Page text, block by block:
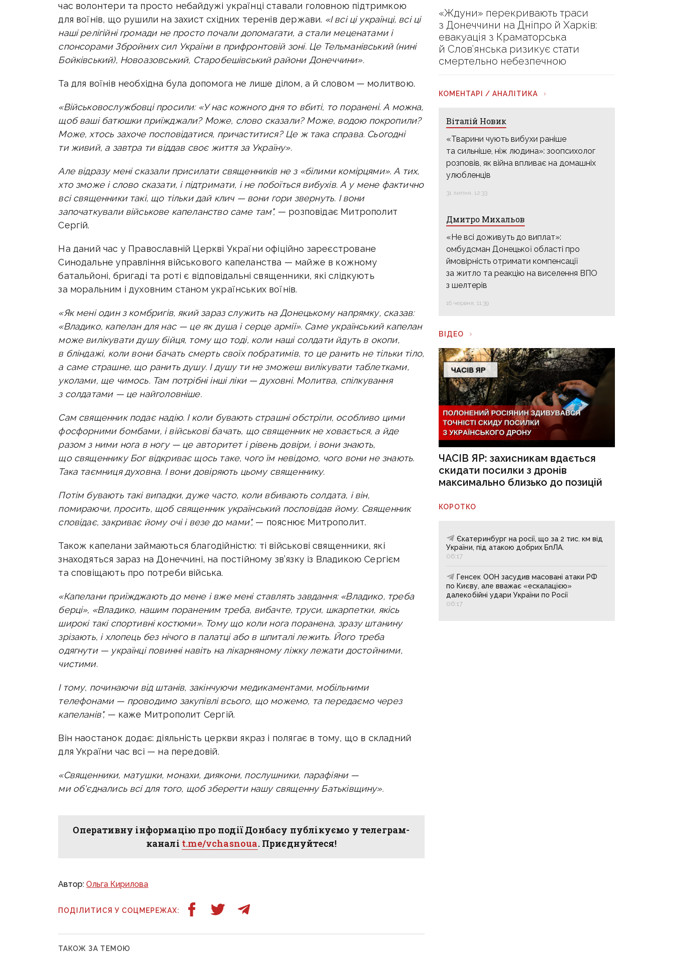
час волонтери та просто небайдужі українці ставали головною підтримкою
для воїнів, що рушили на захист східних теренів держави. «І всі ці українці, всі ці
наші релігійні громади не просто почали допомагати, а стали меценатами і
спонсорами Збройних сил України в прифронтовій зоні. Це Тельманівський (нині
Бойківський), Новоазовський, Старобешівський райони Донеччини».
Та для воїнів необхідна була допомога не лише ділом, а й словом — молитвою.
«Військовослужбовці просили: «У нас кожного дня то вбиті, то поранені. А можна,
щоб ваші батюшки приїжджали? Може, слово сказали? Може, водою покропили?
Може, хтось захоче посповідатися, причаститися? Це ж така справа. Сьогодні
ти живий, а завтра ти віддав своє життя за Україну».
Але відразу мені сказали присилати священників не з «білими комірцями». А тих,
хто зможе і слово сказати, і підтримати, і не побоїться вибухів. А у мене фактично
всі священники такі, що тільки дай клич — вони гори звернуть. І вони
започаткували військове капеланство саме там",— розповідає Митрополит
Сергій.
На даний час у Православній Церкві України офіційно зареєстроване
Синодальне управління військового капеланства — майже в кожному
батальйоні, бригаді та роті є відповідальні священники, які слідкують
за моральним і духовним станом українських воїнів.
«Як мені один з комбригів, який зараз служить на Донецькому напрямку, сказав:
«Владико, капелан для нас — це як душа і серце армії». Саме український капелан
може вилікувати душу бійця, тому що тоді, коли наші солдати йдуть в окопи,
в бліндажі, коли вони бачать смерть своїх побратимів, то це ранить не тільки тіло,
а саме страшне, що ранить душу. І душу ти не зможеш вилікувати таблетками,
уколами, ще чимось. Там потрібні інші ліки — духовні. Молитва, спілкування
з солдатами — це найголовніше.
Сам священник подає надію. І коли бувають страшні обстріли, особливо цими
фосфорними бомбами, і військові бачать, що священник не ховається, а йде
разом з ними нога в ногу — це авторитет і рівень довіри, і вони знають,
що священнику Бог відкриває щось таке, чого їм невідомо, чого вони не знають.
Така таємниця духовна. І вони довіряють цьому священнику.
Потім бувають такі випадки, дуже часто, коли вбивають солдата, і він,
помираючи, просить, щоб священник український посповідав йому. Священник
сповідає, закриває йому очі і везе до мами",— пояснює Митрополит.
Також капелани займаються благодійністю: ті військові священники, які
знаходяться зараз на Донеччині, на постійному зв’язку із Владикою Сергієм
та сповіщають про потреби війська.
«Капелани приїжджають до мене і вже мені ставлять завдання: «Владико, треба
берці», «Владико, нашим пораненим треба, вибачте, труси, шкарпетки, якісь
широкі такі спортивні костюми». Тому що коли нога поранена, зразу штанину
зрізають, і хлопець без нічого в палатці або в шпиталі лежить. Його треба
одягнути — українці повинні навіть на лікарняному ліжку лежати достойними,
чистими.
І тому, починаючи від штанів, закінчуючи медикаментами, мобільними
телефонами — проводимо закупівлі всього, що можемо, та передаємо через
капеланів",— каже Митрополит Сергій.
Він наостанок додає: діяльність церкви якраз і полягає в тому, що в складний
для України час всі — на передовій.
«Священники, матушки, монахи, диякони, послушники, парафіяни —
ми об'єднались всі для того, щоб зберегти нашу священну Батьківщину».
Оперативну інформацію про події Донбасу публікуємо у телеграм-
каналі t.me/vchasnoua. Приєднуйтеся!
Автор:Ольга Кирилова
ПОДІЛИТИСЯ У СОЦМЕРЕЖАХ:
ТАКОЖ ЗА ТЕМОЮ
«Ждуни» перекривають траси
з Донеччини на Дніпро й Харків:
евакуація з Краматорська
й Слов’янська ризикує стати
смертельно небезпечною
КОМЕНТАРІ / АНАЛІТИКА
Віталій Новик
«Тварини чують вибухи раніше
та сильніше, ніж людина»: зоопсихолог
розповів, як війна впливає на домашніх
улюбленців
31 липня, 12:33
Дмитро Михальов
«Не всі доживуть до виплат»:
омбудсман Донецької області про
ймовірність отримати компенсації
за житло та реакцію на виселення ВПО
з шелтерів
16 червня, 11:39
ВІДЕО
ЧАСІВ ЯР: захисникам вдається
скидати посилки з дронів
максимально близько до позицій
КОРОТКО
Єкатеринбург на росії, що за 2 тис. км від
України, під атакою добрих БпЛА.
06:17
Генсек ООН засудив масовані атаки РФ
по Києву, але вважає «ескалацією»
далекобійні удари України по Росії
06:17